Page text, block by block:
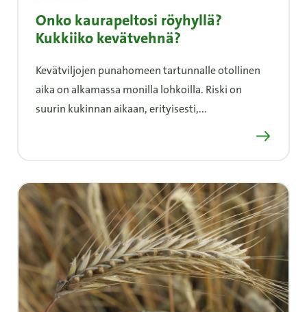
Onko kaurapeltosi röyhyllä?
Kukkiiko kevätvehnä?
Kevätviljojen punahomeen tartunnalle otollinen
aika on alkamassa monilla lohkoilla. Riski on
suurin kukinnan aikaan, erityisesti,...